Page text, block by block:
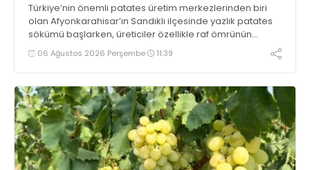
Türkiye’nin önemli patates üretim merkezlerinden biri
olan Afyonkarahisar’ın Sandıklı ilçesinde yazlık patates
sökümü başlarken, üreticiler özellikle raf ömrünün
yaklaşık 2 ay olması ve rengi bakımından tüketimde
Sandıklı patatesinin daha fazla tercih edildiğini belirtti
06 Ağustos 2026 Perşembe 11:39